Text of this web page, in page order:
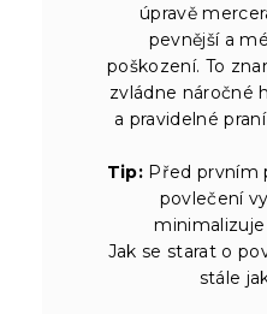
úpravě
pevnější a
poškození. To
zvládne náročné
a pravidelné
Tip: Před prvním
povlečení
minimalizuje
Jak se starat o
stále